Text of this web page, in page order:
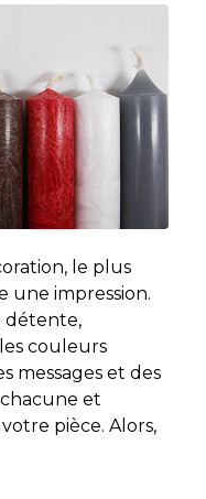
le plus
une impression.
détente,
couleurs
messages et des
et
pièce. Alors,